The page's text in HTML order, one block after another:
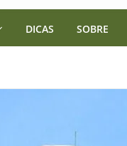
DICAS SOBRE